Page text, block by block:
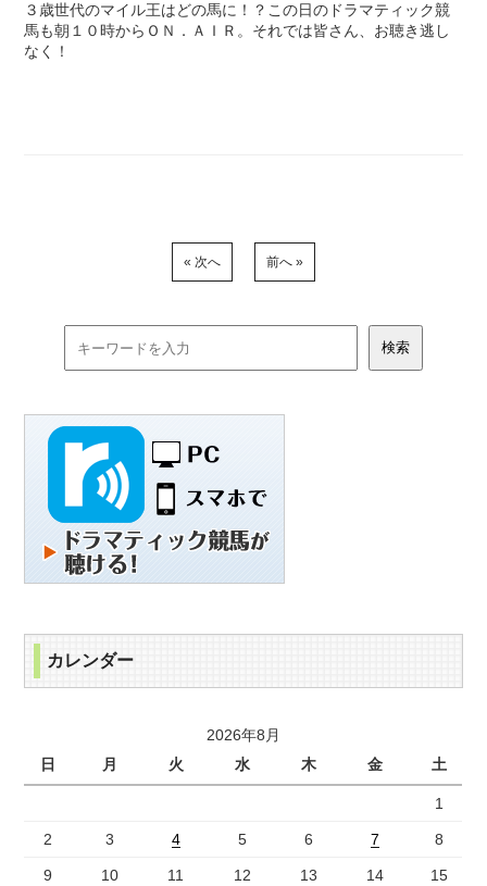
３歳世代のマイル王はどの馬に！？この日のドラマティック競
馬も朝１０時からＯＮ．ＡＩＲ。それでは皆さん、お聴き逃し
なく！
« 次へ 前へ »
カレンダー
2026年8月
日
月 火 水 木 金 土
1
2 3 4 5 6 7 8
9 10 11 12 13 14 15